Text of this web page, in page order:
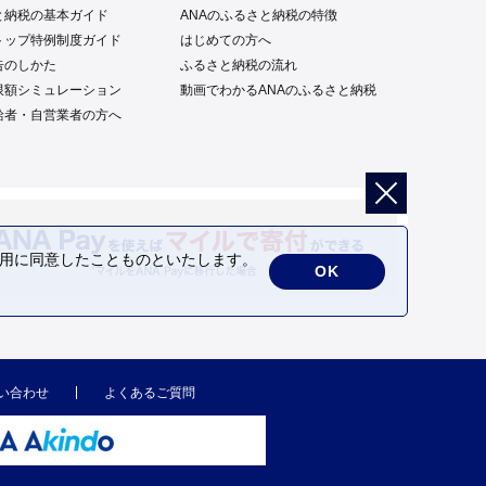
納税の基本ガイド
ANAのふるさと納税の特徴
ップ特例制度ガイド
はじめての方へ
のしかた
ふるさと納税の流れ
額シミュレーション
動画でわかるANAのふるさと納税
者・自営業者の方へ
合わせ よくあるご質問
同意したことものといたします。
OK